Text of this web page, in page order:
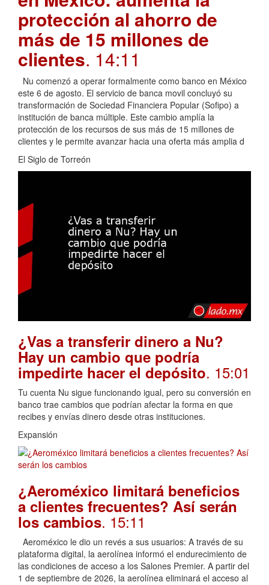
protección al ahorro de
más de 15 millones de
clientes. 14:11
Nu comenzó a operar formalmente como banco en México
este 6 de agosto. El servicio de banca movil concluyó su
transformación de Sociedad Financiera Popular (Sofipo) a
institución de banca múltiple. Este cambio amplía la
protección de los recursos de sus más de 15 millones de
clientes y le permite avanzar hacia una oferta más amplia d
El Siglo de Torreón
¿Vas a transferir dinero a Nu?
Hay un cambio que podría
impedirte hacer el depósito. 15:01
Tu cuenta Nu sigue funcionando igual, pero su conversión en
banco trae cambios que podrían afectar la forma en que
recibes y envías dinero desde otras instituciones.
Expansión
¿Aeroméxico limitará beneficios
a clientes frecuentes? Así serán
los cambios. 15:11
Aeroméxico le dio un revés a sus usuarios: A través de su
plataforma digital, la aerolínea informó el endurecimiento de
las condiciones de acceso a los Salones Premier. A partir del
1 de septiembre de 2026, la aerolínea eliminará el acceso al